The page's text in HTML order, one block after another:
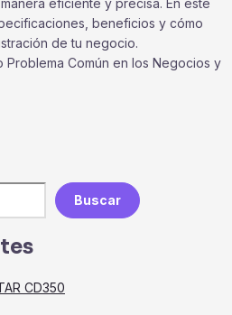
beneficios y cómo
de tu negocio.
Problema Común en los Negocios y
Buscar
CD350